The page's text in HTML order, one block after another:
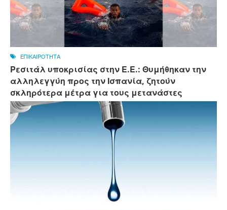
ΕΠΙΚΑΙΡΟΤΗΤΑ
Ρεσιτάλ υποκρισίας στην Ε.Ε.: Θυμήθηκαν την
αλληλεγγύη προς την Ισπανία, ζητούν
σκληρότερα μέτρα για τους μετανάστες